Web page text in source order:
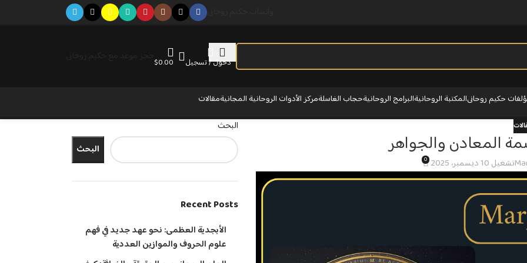
دخول / تسجيل $0.00 حجز موعد مع حكيم روحانى
حكيم روحانىالمكتبة الروحانيةالبرامج الروحانيةحجاب الغاسلةمركز الأدوات الروحانية المجانيةمقالات
المعادن والجواهر
تشغيل 10 ديسمبر، 2025 0
البحث
البحث
Recent Posts
الأبجدية العظمى: نحو عهد جديد في فهم
علوم الحروف والموازين العددية